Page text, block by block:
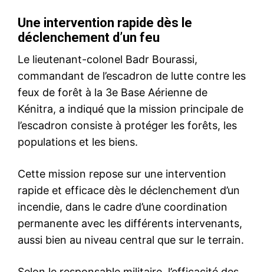
S'ABONNER MAINTENANT
Insight Publications
À propos
Nous contacter
Mon compte